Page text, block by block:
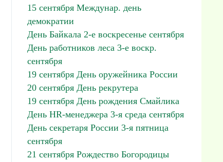
15 сентября Междунар. день
демократии
День Байкала 2-е воскресенье сентября
День работников леса 3-е воскр.
сентября
19 сентября День оружейника России
20 сентября День рекрутера
19 сентября День рождения Смайлика
День HR-менеджера 3-я среда сентября
День секретаря России 3-я пятница
сентября
21 сентября Рождество Богородицы